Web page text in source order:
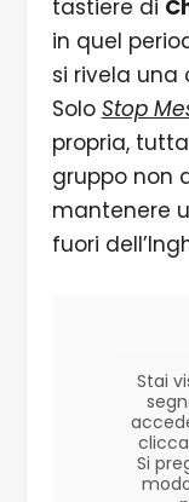
tastiere di
in quel
si rivela una
Solo Stop
propria,
gruppo non
mantenere
fuori
Stai
Si